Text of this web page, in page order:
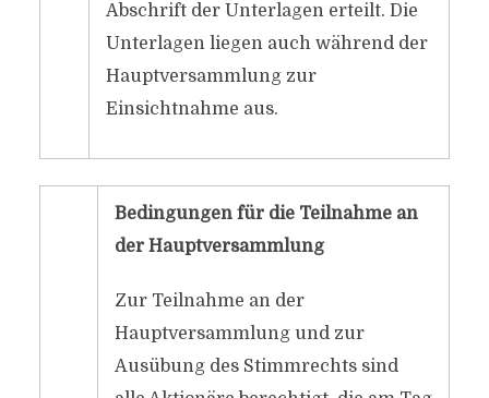
Abschrift der Unterlagen erteilt. Die
Unterlagen liegen auch während der
Hauptversammlung zur
Einsichtnahme aus.
Bedingungen für die Teilnahme an
der Hauptversammlung
Zur Teilnahme an der
Hauptversammlung und zur
Ausübung des Stimmrechts sind